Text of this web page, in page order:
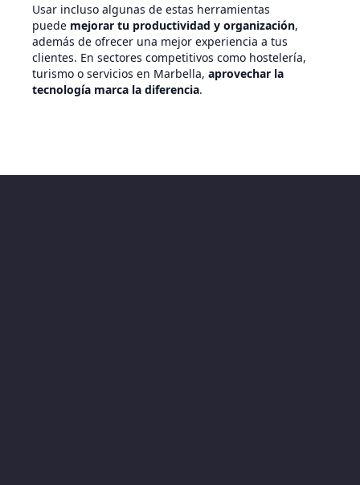
Usar incluso algunas de estas herramientas
puede mejorar tu productividad y organización,
además de ofrecer una mejor experiencia a tus
clientes. En sectores competitivos como hostelería,
turismo o servicios en Marbella, aprovechar la
tecnología marca la diferencia.